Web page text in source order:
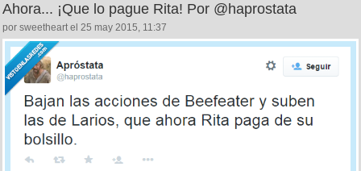
Ahora... ¡Que lo pague Rita! Por @haprostata
por sweetheart el 25 may 2015, 11:37